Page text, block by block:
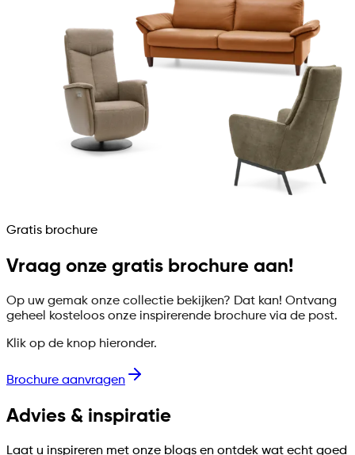
Gratis brochure
Vraag onze gratis brochure aan!
Op uw gemak onze collectie bekijken? Dat kan! Ontvang
geheel kosteloos onze inspirerende brochure via de post.
Klik op de knop hieronder.
Brochure aanvragen
Advies & inspiratie
Laat u inspireren met onze blogs en ontdek wat echt goed